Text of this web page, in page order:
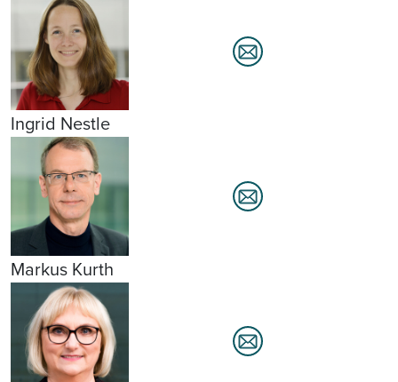
Ingrid Nestle
Markus Kurth